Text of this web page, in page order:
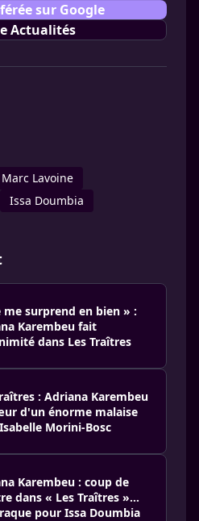
sur Google
Actualités
Marc Lavoine
Issa Doumbia
me surprend en bien » :
Karembeu fait
dans Les Traîtres
: Adriana Karembeu
d'un énorme malaise
Morini-Bosc
Karembeu : coup de
dans « Les Traîtres »…
pour Issa Doumbia